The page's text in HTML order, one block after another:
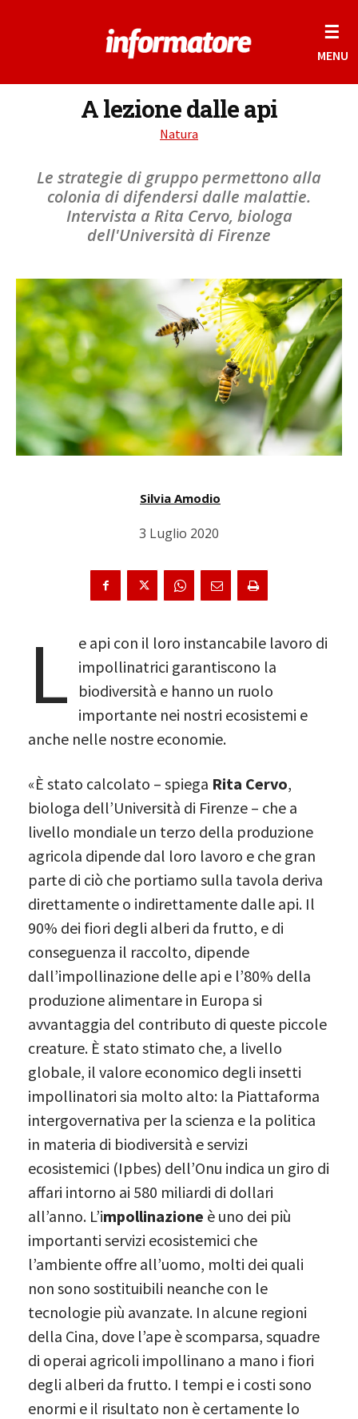
☰
MENU
A lezione dalle api
Natura
Le strategie di gruppo permettono alla
colonia di difendersi dalle malattie.
Intervista a Rita Cervo, biologa
dell'Università di Firenze
Silvia Amodio
3 Luglio 2020
L e api con il loro instancabile lavoro di
impollinatrici garantiscono la
biodiversità e hanno un ruolo
importante nei nostri ecosistemi e
anche nelle nostre economie.
«È stato calcolato – spiega Rita Cervo,
biologa dell’Università di Firenze – che a
livello mondiale un terzo della produzione
agricola dipende dal loro lavoro e che gran
parte di ciò che portiamo sulla tavola deriva
direttamente o indirettamente dalle api. Il
90% dei fiori degli alberi da frutto, e di
conseguenza il raccolto, dipende
dall’impollinazione delle api e l’80% della
produzione alimentare in Europa si
avvantaggia del contributo di queste piccole
creature. È stato stimato che, a livello
globale, il valore economico degli insetti
impollinatori sia molto alto: la Piattaforma
intergovernativa per la scienza e la politica
in materia di biodiversità e servizi
ecosistemici (Ipbes) dell’Onu indica un giro di
affari intorno ai 580 miliardi di dollari
all’anno. L’impollinazione è uno dei più
importanti servizi ecosistemici che
l’ambiente offre all’uomo, molti dei quali
non sono sostituibili neanche con le
tecnologie più avanzate. In alcune regioni
della Cina, dove l’ape è scomparsa, squadre
di operai agricoli impollinano a mano i fiori
degli alberi da frutto. I tempi e i costi sono
enormi e il risultato non è certamente lo